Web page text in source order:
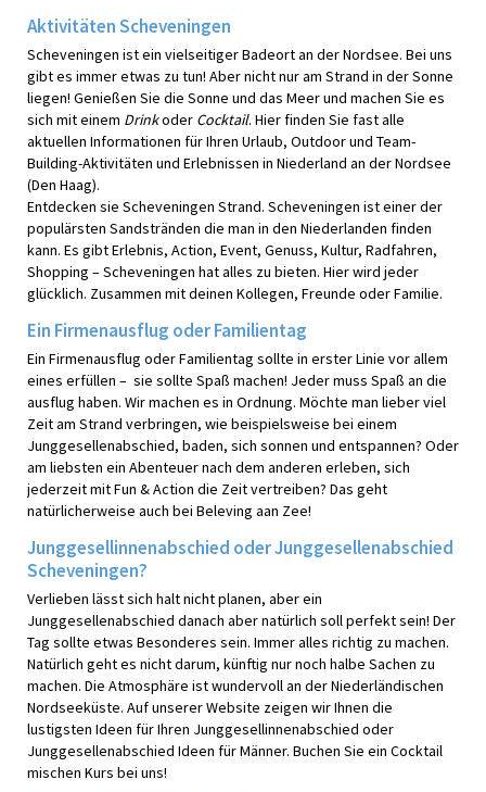
Aktivitäten Scheveningen
Scheveningen ist ein vielseitiger Badeort an der Nordsee. Bei uns
gibt es immer etwas zu tun! Aber nicht nur am Strand in der Sonne
liegen! Genießen Sie die Sonne und das Meer und machen Sie es
sich mit einem Drinkoder Cocktail. Hier finden Sie fast alle
aktuellen Informationen für Ihren Urlaub, Outdoor und Team-
Building-Aktivitäten und Erlebnissen in Niederland an der Nordsee
(Den Haag).
Entdecken sie Scheveningen Strand. Scheveningen ist einer der
populärsten Sandstränden die man in den Niederlanden finden
kann. Es gibt Erlebnis, Action, Event, Genuss, Kultur, Radfahren,
Shopping – Scheveningen hat alles zu bieten. Hier wird jeder
glücklich. Zusammen mit deinen Kollegen, Freunde oder Familie.
Ein Firmenausflug oder Familientag
Ein Firmenausflug oder Familientag sollte in erster Linie vor allem
eines erfüllen – sie sollte Spaß machen! Jeder muss Spaß an die
ausflug haben. Wir machen es in Ordnung. Möchte man lieber viel
Zeit am Strand verbringen, wie beispielsweise bei einem
Junggesellenabschied, baden, sich sonnen und entspannen? Oder
am liebsten ein Abenteuer nach dem anderen erleben, sich
jederzeit mit Fun & Action die Zeit vertreiben? Das geht
natürlicherweise auch bei Beleving aan Zee!
Junggesellinnenabschied oder Junggesellenabschied
Scheveningen?
Verlieben lässt sich halt nicht planen, aber ein
Junggesellenabschied danach aber natürlich soll perfekt sein! Der
Tag sollte etwas Besonderes sein. Immer alles richtig zu machen.
Natürlich geht es nicht darum, künftig nur noch halbe Sachen zu
machen. Die Atmosphäre ist wundervoll an der Niederländischen
Nordseeküste. Auf unserer Website zeigen wir Ihnen die
lustigsten Ideen für Ihren Junggesellinnenabschied oder
Junggesellenabschied Ideen für Männer. Buchen Sie ein Cocktail
mischen Kurs bei uns!